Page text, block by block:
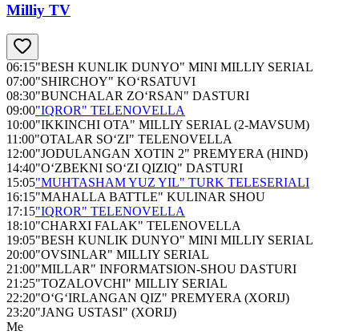
Milliy TV
06:15"BESH KUNLIK DUNYO" MINI MILLIY SERIAL
07:00"SHIRCHOY" KO‘RSATUVI
08:30"BUNCHALAR ZO‘RSAN" DASTURI
09:00"IQROR" TELENOVELLA
10:00"IKKINCHI OTA" MILLIY SERIAL (2-MAVSUM)
11:00"OTALAR SO‘ZI" TELENOVELLA
12:00"JODULANGAN XOTIN 2" PREMYERA (HIND)
14:40"O‘ZBEKNI SO‘ZI QIZIQ" DASTURI
15:05"MUHTASHAM YUZ YIL" TURK TELESERIALI
16:15"MAHALLA BATTLE" KULINAR SHOU
17:15"IQROR" TELENOVELLA
18:10"CHARXI FALAK" TELENOVELLA
19:05"BESH KUNLIK DUNYO" MINI MILLIY SERIAL
20:00"OVSINLAR" MILLIY SERIAL
21:00"MILLAR" INFORMATSION-SHOU DASTURI
21:25"TOZALOVCHI" MILLIY SERIAL
22:20"O‘G‘IRLANGAN QIZ" PREMYERA (XORIJ)
23:20"JANG USTASI" (XORIJ)
Me